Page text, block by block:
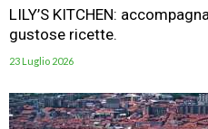
LILY’S KITCHEN:
gustose ricette.
23 Luglio 2026